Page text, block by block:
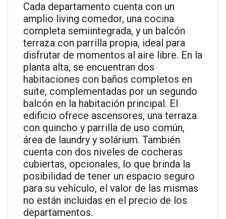
Cada departamento cuenta con un
amplio living comedor, una cocina
completa semiintegrada, y un balcón
terraza con parrilla propia, ideal para
disfrutar de momentos al aire libre. En la
planta alta, se encuentran dos
habitaciones con baños completos en
suite, complementadas por un segundo
balcón en la habitación principal. El
edificio ofrece ascensores, una terraza
con quincho y parrilla de uso común,
área de laundry y solárium. También
cuenta con dos niveles de cocheras
cubiertas, opcionales, lo que brinda la
posibilidad de tener un espacio seguro
para su vehículo, el valor de las mismas
no están incluidas en el precio de los
departamentos.